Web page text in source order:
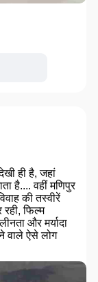
ही है, जहां
है.... वहीं मणिपुर
की तस्वीरें
फिल्म
और मर्यादा
वाले ऐसे लोग